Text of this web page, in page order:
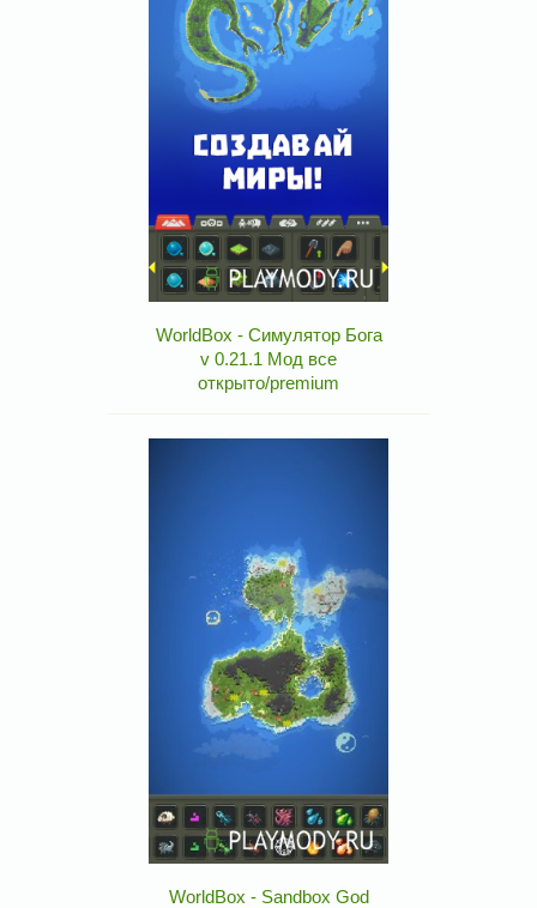
WorldBox - Симулятор Бога
v 0.21.1 Мод все
открыто/premium
WorldBox - Sandbox God